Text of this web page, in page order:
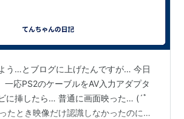
う…とブログに上げたんですが… 今日
一応PS2のケーブルをAV入力アダプタ
に挿したら… 普通に画面映った… (´ﾟ
たとき映像だけ認識しなかったのに…